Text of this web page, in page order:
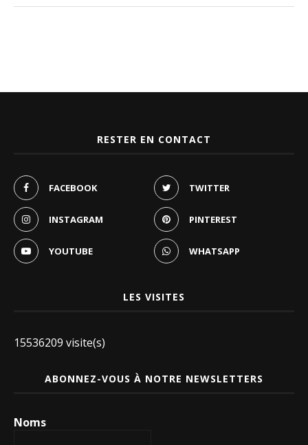
RESTER EN CONTACT
FACEBOOK TWITTER
INSTAGRAM PINTEREST
YOUTUBE WHATSAPP
LES VISITES
15536209 visite(s)
ABONNEZ-VOUS À NOTRE NEWSLETTERS
Noms